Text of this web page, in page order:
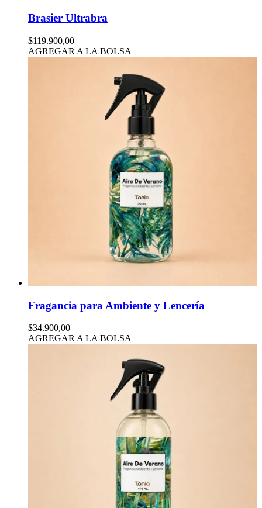
Brasier Ultrabra
$119.900,00
AGREGAR A LA BOLSA
Fragancia para Ambiente y Lencería
$34.900,00
AGREGAR A LA BOLSA